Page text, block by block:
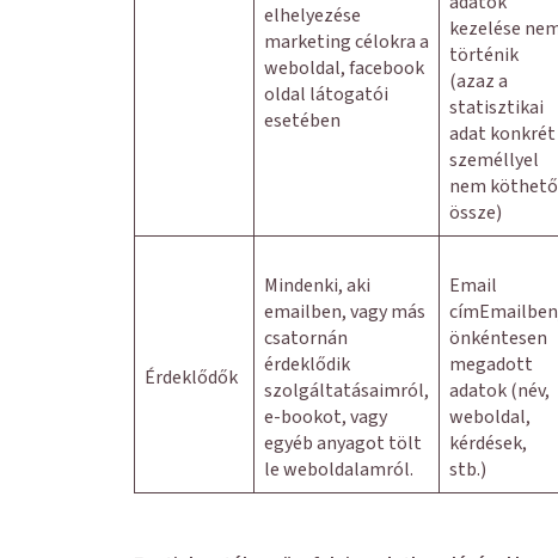
elhelyezése
marketing célokra a
weboldal, facebook
oldal látogatói
esetében
kezelése
történik
(azaz a
statisztikai
adat konkrét
személlyel
nem köthető
össze)
Érdeklődők
Mindenki, aki
emailben, vagy más
csatornán
érdeklődik
szolgáltatásaimról,
e-bookot, vagy
egyéb anyagot tölt
le weboldalamról.
Email
önkéntesen
megadott
adatok (név,
weboldal,
kérdések,
stb.)